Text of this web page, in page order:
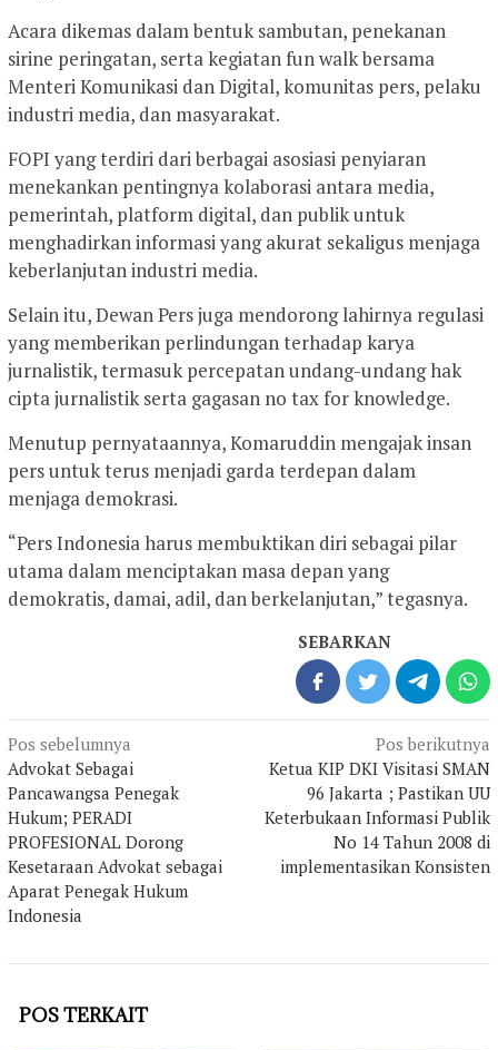
Acara dikemas dalam bentuk sambutan, penekanan
sirine peringatan, serta kegiatan fun walk bersama
Menteri Komunikasi dan Digital, komunitas pers, pelaku
industri media, dan masyarakat.
FOPI yang terdiri dari berbagai asosiasi penyiaran
menekankan pentingnya kolaborasi antara media,
pemerintah, platform digital, dan publik untuk
menghadirkan informasi yang akurat sekaligus menjaga
keberlanjutan industri media.
Selain itu, Dewan Pers juga mendorong lahirnya regulasi
yang memberikan perlindungan terhadap karya
jurnalistik, termasuk percepatan undang-undang hak
cipta jurnalistik serta gagasan no tax for knowledge.
Menutup pernyataannya, Komaruddin mengajak insan
pers untuk terus menjadi garda terdepan dalam
menjaga demokrasi.
“Pers Indonesia harus membuktikan diri sebagai pilar
utama dalam menciptakan masa depan yang
demokratis, damai, adil, dan berkelanjutan,” tegasnya.
SEBARKAN
Navigasi
pos
Pos sebelumnya
Advokat Sebagai
Pancawangsa Penegak
Hukum; PERADI
PROFESIONAL Dorong
Kesetaraan Advokat sebagai
Aparat Penegak Hukum
Indonesia
Pos berikutnya
Ketua KIP DKI Visitasi SMAN
96 Jakarta ; Pastikan UU
Keterbukaan Informasi Publik
No 14 Tahun 2008 di
implementasikan Konsisten
POS TERKAIT